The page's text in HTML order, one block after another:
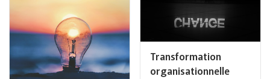
Transformation
organisationnelle